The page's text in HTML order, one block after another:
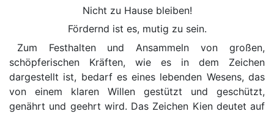
Nicht zu Hause bleiben!
Fördernd ist es, mutig zu sein.
Zum Festhalten und Ansammeln von großen,
schöpferischen Kräften, wie es in dem Zeichen
dargestellt ist, bedarf es eines lebenden Wesens, das
von einem klaren Willen gestützt und geschützt,
genährt und geehrt wird. Das Zeichen Kien deutet auf